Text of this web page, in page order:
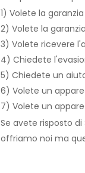
1) Volete la
2) Volete la
3) Volete ricevere
4) Chiedete
5) Chiedete un
6) Volete un
7) Volete un
Se avete risposto
offriamo noi ma